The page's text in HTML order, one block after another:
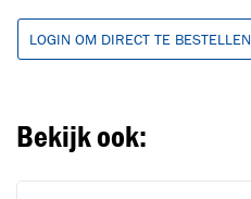
LOGIN OM DIRECT TE BESTELLEN
Bekijk ook: